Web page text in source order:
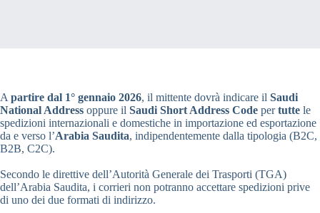
A partire dal 1° gennaio 2026, il mittente dovrà indicare il Saudi
National Address oppure il Saudi Short Address Code pertutte le
spedizioni internazionali e domestiche in importazione ed esportazione
da e verso l’Arabia Saudita, indipendentemente dalla tipologia (B2C,
B2B, C2C).
Secondo le direttive dell’Autorità Generale dei Trasporti (TGA)
dell’Arabia Saudita, i corrieri non potranno accettare spedizioni prive
di uno dei due formati di indirizzo.